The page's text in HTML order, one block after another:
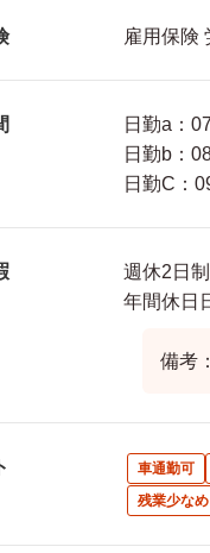
雇用保険
日勤a：
日勤b：
日勤C：
週休2日制
年間休日
備考
車通勤可
残業少なめ